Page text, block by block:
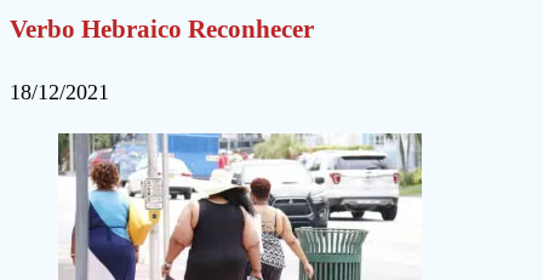
Verbo Hebraico Reconhecer
18/12/2021